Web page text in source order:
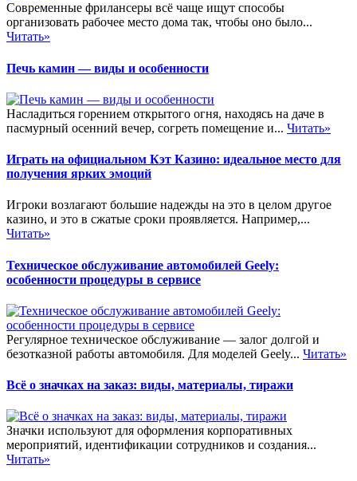
Современные фрилансеры всё чаще ищут способы
организовать рабочее место дома так, чтобы оно было...
Читать»
Печь камин — виды и особенности
Насладиться горением открытого огня, находясь на даче в
пасмурный осенний вечер, согреть помещение и... Читать»
Играть на официальном Кэт Казино: идеальное место для
получения ярких эмоций
Игроки возлагают большие надежды на это в целом другое
казино, и это в сжатые сроки проявляется. Например,...
Читать»
Техническое обслуживание автомобилей Geely:
особенности процедуры в сервисе
Регулярное техническое обслуживание — залог долгой и
безотказной работы автомобиля. Для моделей Geely... Читать»
Всё о значках на заказ: виды, материалы, тиражи
Значки используют для оформления корпоративных
мероприятий, идентификации сотрудников и создания...
Читать»